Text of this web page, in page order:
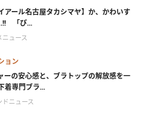
アール名古屋タカシマヤ】か、かわいす
「ぴ...
ニュース
ョン
ーの安心感と、ブラトップの解放感を一
着専門ブラ...
ドニュース